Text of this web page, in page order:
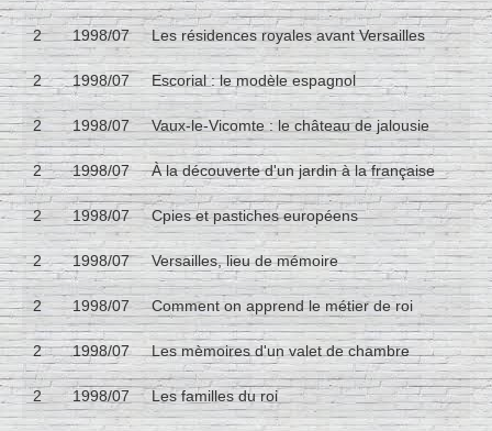
2 1998/07 Les résidences royales avant Versailles
2 1998/07 Escorial : le modèle espagnol
2 1998/07 Vaux-le-Vicomte : le château de jalousie
2 1998/07 À la découverte d'un jardin à la française
2 1998/07 Cpies et pastiches européens
2 1998/07 Versailles, lieu de mémoire
2 1998/07 Comment on apprend le métier de roi
2 1998/07 Les mèmoires d'un valet de chambre
2 1998/07 Les familles du roi